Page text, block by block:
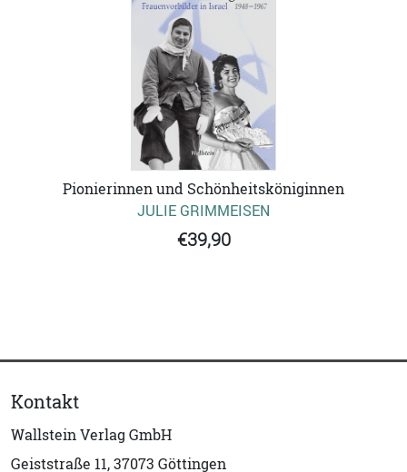
Pionierinnen und Schönheitsköniginnen
JULIE GRIMMEISEN
€39,90
Kontakt
Wallstein Verlag GmbH
Geiststraße 11, 37073 Göttingen